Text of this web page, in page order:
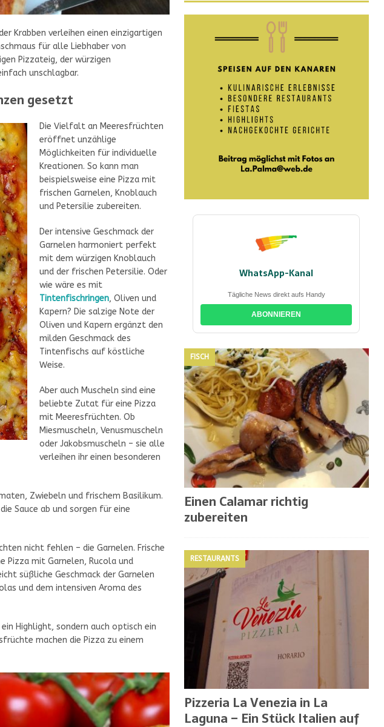
Krabben verleihen einen einzigartigen
für alle Liebhaber von
Pizzateig, der würzigen
unschlagbar.
gesetzt
Die Vielfalt an Meeresfrüchten
eröffnet unzählige
Möglichkeiten für individuelle
Kreationen. So kann man
beispielsweise eine Pizza mit
frischen Garnelen, Knoblauch
und Petersilie zubereiten.
Der intensive Geschmack der
Garnelen harmoniert perfekt
mit dem würzigen Knoblauch
und der frischen Petersilie. Oder
wie wäre es mit
Tintenfischringen, Oliven und
Kapern? Die salzige Note der
Oliven und Kapern ergänzt den
milden Geschmack des
Tintenfischs auf köstliche
Weise.
Aber auch Muscheln sind eine
beliebte Zutat für eine Pizza
mit Meeresfrüchten. Ob
Miesmuscheln, Venusmuscheln
oder Jakobsmuscheln – sie alle
verleihen ihr einen besonderen
Zwiebeln und frischem Basilikum.
Sauce ab und sorgen für eine
nicht fehlen – die Garnelen. Frische
Pizza mit Garnelen, Rucola und
süßliche Geschmack der Garnelen
und dem intensiven Aroma des
Highlight, sondern auch optisch ein
machen die Pizza zu einem
WhatsApp-Kanal
Tägliche News direkt aufs Handy
ABONNIEREN
FISCH
Einen Calamar richtig
zubereiten
RESTAURANTS
Pizzeria La Venezia in La
Laguna – Ein Stück Italien auf